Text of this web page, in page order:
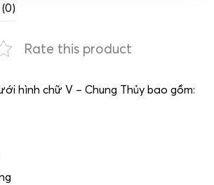
Rate this product
hình chữ V – Chung Thủy bao gồm: